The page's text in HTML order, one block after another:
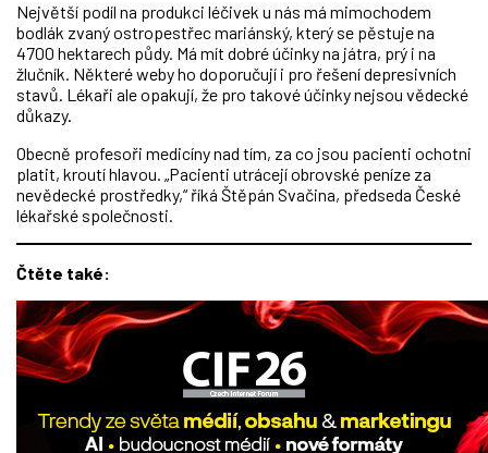
Největší podíl na produkci léčivek u nás má mimochodem
bodlák zvaný ostropestřec mariánský, který se pěstuje na
4700 hektarech půdy. Má mít dobré účinky na játra, prý i na
žlučník. Některé weby ho doporučují i pro řešení depresivních
stavů. Lékaři ale opakují, že pro takové účinky nejsou vědecké
důkazy.
Obecně profesoři medicíny nad tím, za co jsou pacienti ochotni
platit, kroutí hlavou. „Pacienti utrácejí obrovské peníze za
nevědecké prostředky,“ říká Štěpán Svačina, předseda České
lékařské společnosti.
Čtěte také: